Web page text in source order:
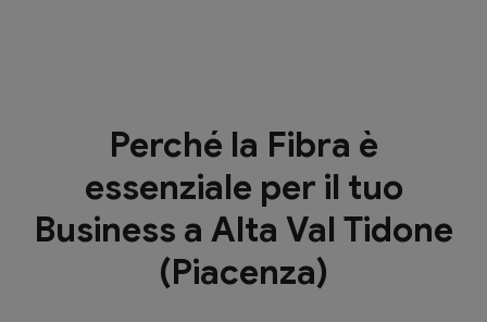
Perché la Fibra è
essenziale per il tuo
Business a Alta Val Tidone
(Piacenza)